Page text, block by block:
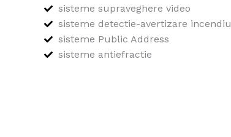
sisteme supraveghere video
sisteme detectie-avertizare incendiu
sisteme Public Address
sisteme antiefractie